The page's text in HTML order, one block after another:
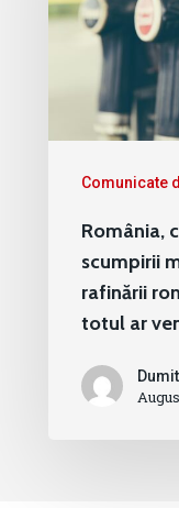
Comunicate
România,
scumpirii
rafinării
totul ar